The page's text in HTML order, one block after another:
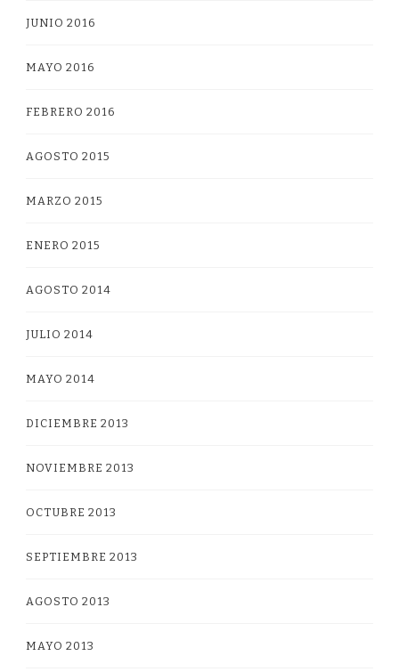
JUNIO 2016
MAYO 2016
FEBRERO 2016
AGOSTO 2015
MARZO 2015
ENERO 2015
AGOSTO 2014
JULIO 2014
MAYO 2014
DICIEMBRE 2013
NOVIEMBRE 2013
OCTUBRE 2013
SEPTIEMBRE 2013
AGOSTO 2013
MAYO 2013